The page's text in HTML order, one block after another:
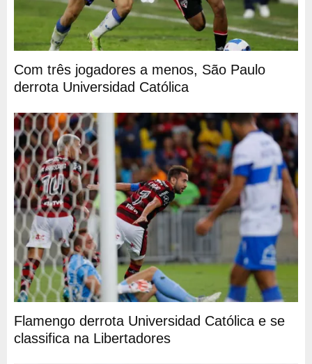
Com três jogadores a menos, São Paulo
derrota Universidad Católica
Flamengo derrota Universidad Católica e se
classifica na Libertadores